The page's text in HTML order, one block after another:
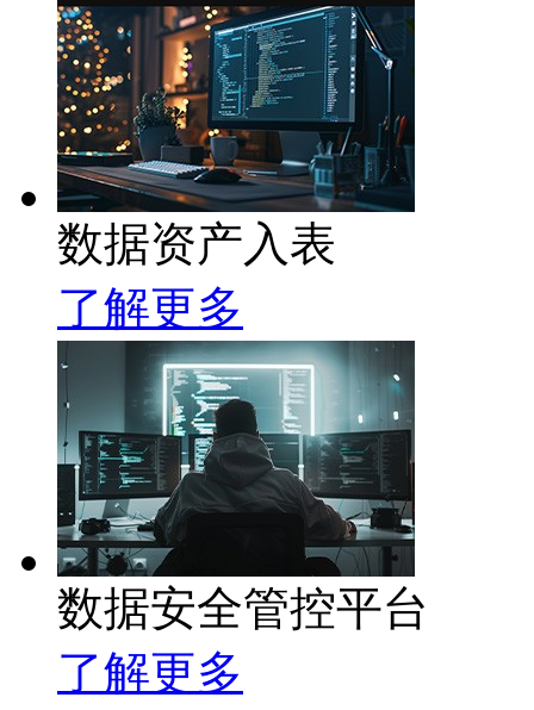
数据资产入表
了解更多
数据安全管控平台
了解更多